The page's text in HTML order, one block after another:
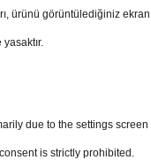
ürünü görüntülediğiniz
due to the settings screen
is strictly prohibited.